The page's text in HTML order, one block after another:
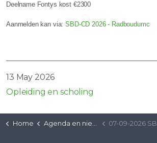
Deelname Fontys kost €2300
Aanmelden kan via:SBD-CD 2026 - Radboudumc
13 May 2026
Opleiding en scholing
Home Agenda en nieuws 07-09-2026 SBD-CD | Radboud UMC